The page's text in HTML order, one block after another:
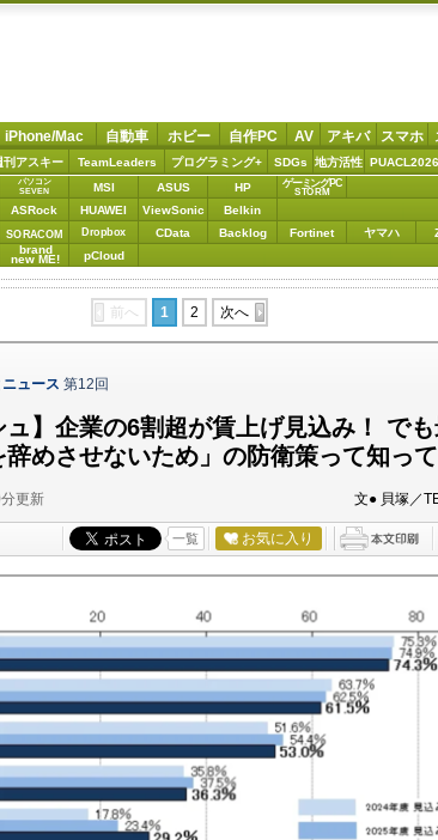
iPhone/Mac 自動車 ホビー 自作PC AV アキバ スマホ
刊アスキー TeamLeaders プログラミング+ SDGs 地方活性 PUACL2026
パソコン
SEVEN
MSI ASUS HP ゲーミングPC
STORM
ASRock HUAWEI ViewSonic Belkin
SORACOM Dropbox CData Backlog Fortinet ヤマハ
brand
new ME! pCloud
前へ 1 2 次へ
ュース 第12回
ュ】企業の6割超が賃上げ見込み！ で
めさせないため」の防衛策って知っ
更新 文● 貝塚／
一覧 お気に入り